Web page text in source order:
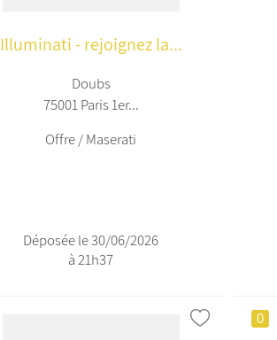
Illuminati - rejoignez la...
Doubs
75001 Paris 1er...
Offre / Maserati
Déposée le 30/06/2026
à 21h37
0